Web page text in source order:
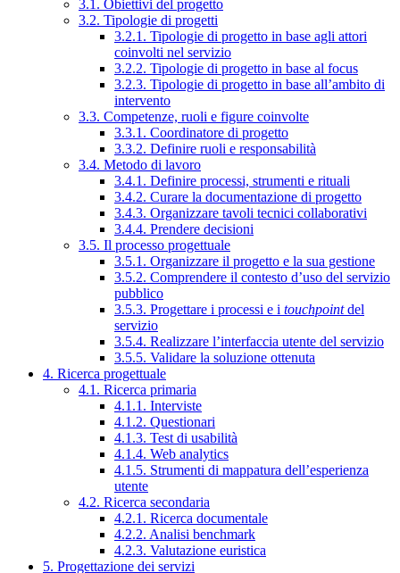
3.1. Obiettivi del progetto
3.2. Tipologie di progetti
3.2.1. Tipologie di progetto in base agli attori
coinvolti nel servizio
3.2.2. Tipologie di progetto in base al focus
3.2.3. Tipologie di progetto in base all’ambito di
intervento
3.3. Competenze, ruoli e figure coinvolte
3.3.1. Coordinatore di progetto
3.3.2. Definire ruoli e responsabilità
3.4. Metodo di lavoro
3.4.1. Definire processi, strumenti e rituali
3.4.2. Curare la documentazione di progetto
3.4.3. Organizzare tavoli tecnici collaborativi
3.4.4. Prendere decisioni
3.5. Il processo progettuale
3.5.1. Organizzare il progetto e la sua gestione
3.5.2. Comprendere il contesto d’uso del servizio
pubblico
3.5.3. Progettare i processi e i touchpointdel
servizio
3.5.4. Realizzare l’interfaccia utente del servizio
3.5.5. Validare la soluzione ottenuta
4. Ricerca progettuale
4.1. Ricerca primaria
4.1.1. Interviste
4.1.2. Questionari
4.1.3. Test di usabilità
4.1.4. Web analytics
4.1.5. Strumenti di mappatura dell’esperienza
utente
4.2. Ricerca secondaria
4.2.1. Ricerca documentale
4.2.2. Analisi benchmark
4.2.3. Valutazione euristica
5. Progettazione dei servizi